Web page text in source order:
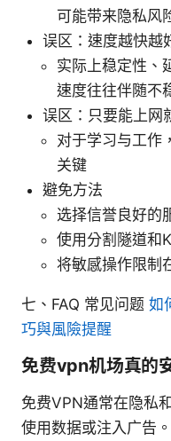
可能带来隐私风
误区：速度越快越
实际上稳定性、
速度往往伴随不
误区：只要能上网
对于学习与工作
关键
避免方法
选择信誉良好的
使用分割隧道和
将敏感操作限制
七、FAQ 常见问题 如
巧與風險提醒
免费vpn机场真的
免费VPN通常在隐私
使用数据或注入广告